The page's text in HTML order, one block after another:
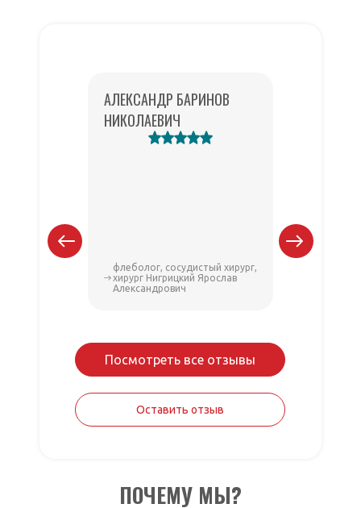
АЛЕКСАНДР БАРИНОВ
НИКОЛАЕВИЧ
флеболог, сосудистый хирург,
хирург Нигрицкий Ярослав
Александрович
мои ноги
Посмотреть все отзывы
Оставить отзыв
ПОЧЕМУ МЫ?